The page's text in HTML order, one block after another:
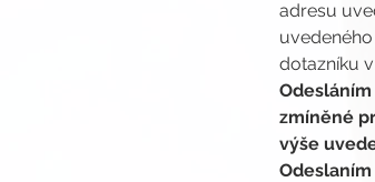
adresu
dotazníku
zmíněné
výše